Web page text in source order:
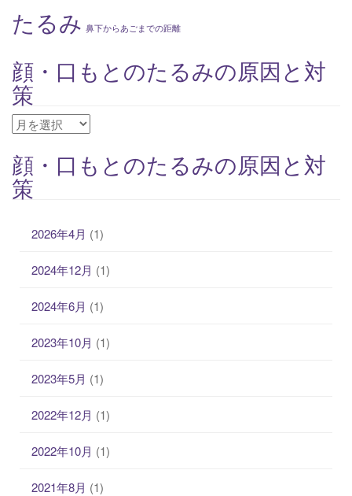
たるみ 鼻下からあごまでの距離
顔・口もとのたるみの原因と対
策
顔・
も
と
の
顔・口もとのたるみの原因と対
策
2026年4月 (1)
2024年12月 (1)
2024年6月 (1)
2023年10月 (1)
2023年5月 (1)
2022年12月 (1)
2022年10月 (1)
2021年8月 (1)